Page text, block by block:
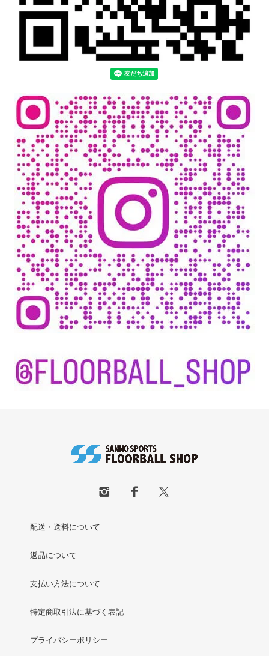
配送・送料について
返品について
支払い方法について
特定商取引法に基づく表記
プライバシーポリシー